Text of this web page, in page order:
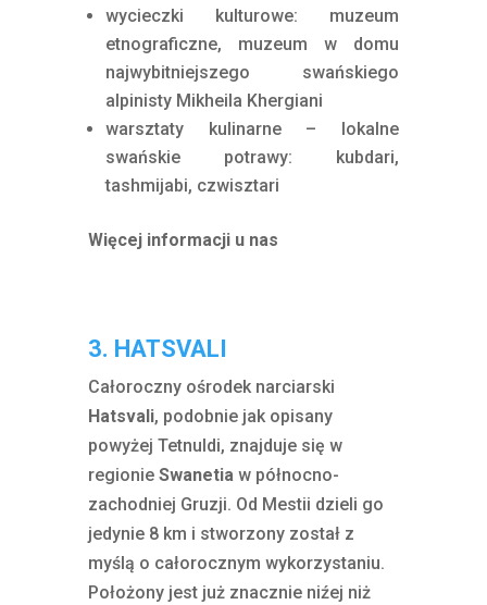
wycieczki kulturowe: muzeum
etnograficzne, muzeum w domu
najwybitniejszego swańskiego
alpinisty Mikheila Khergiani
warsztaty kulinarne – lokalne
swańskie potrawy: kubdari,
tashmijabi, czwisztari
Więcej informacji u nas
3. HATSVALI
Całoroczny ośrodek narciarski
Hatsvali, podobnie jak opisany
powyżej Tetnuldi, znajduje się w
regionie Swanetia w północno-
zachodniej Gruzji. Od Mestii dzieli go
jedynie 8 km i stworzony został z
myślą o całorocznym wykorzystaniu.
Położony jest już znacznie niźej niż